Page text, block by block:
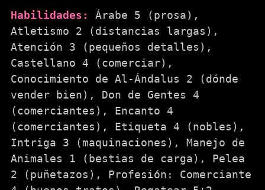
Habilidades:
Árabe 5 (prosa),
Atletismo 2 (distancias largas),
Atención 3 (pequeños detalles),
Castellano 4 (comerciar),
Conocimiento de Al-Ándalus 2 (dónde
vender bien), Don de Gentes 4
(comerciantes), Encanto 4
(comerciantes), Etiqueta 4 (nobles),
Intriga 3 (maquinaciones), Manejo de
Animales 1 (bestias de carga), Pelea
2 (puñetazos), Profesión: Comerciante